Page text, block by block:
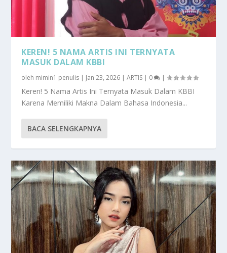
KEREN! 5 NAMA ARTIS INI TERNYATA
MASUK DALAM KBBI
oleh mimin1 penulis | Jan 23, 2026 |ARTIS | 0 |
Keren! 5 Nama Artis Ini Ternyata Masuk Dalam KBBI
Karena Memiliki Makna Dalam Bahasa Indonesia...
BACA SELENGKAPNYA